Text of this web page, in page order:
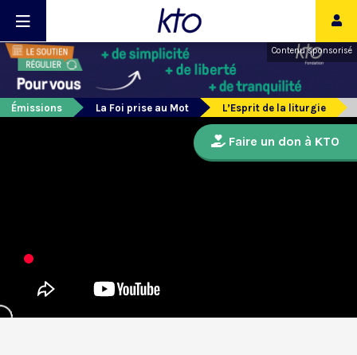
Contenu sponsorisé
Émissions La Foi prise au Mot L’Esprit de la liturgie
Faire un don à KTO